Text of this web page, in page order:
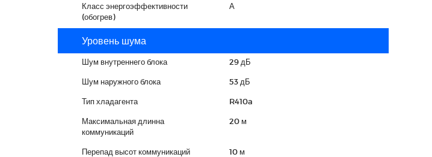
Класс энергоэффективности
(обогрев)
А
Уровень шума
Шум внутреннего блока 29 дБ
Шум наружного блока 53 дБ
Тип хладагента R410a
Максимальная длинна
коммуникаций
20 м
Перепад высот коммуникаций 10 м